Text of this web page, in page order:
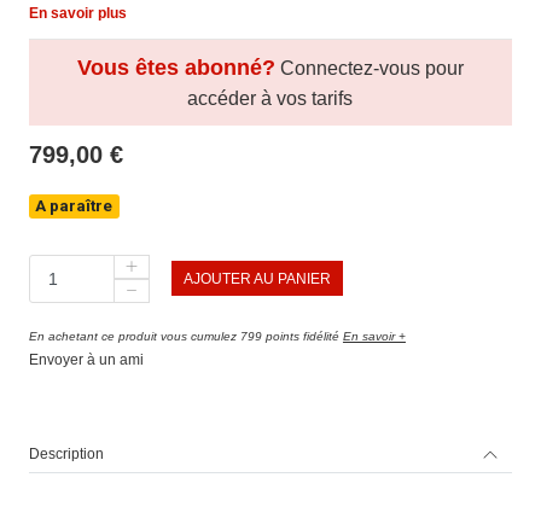
En savoir plus
799,00 €
A paraître
Vous êtes abonné? Connectez-vous pour
accéder à vos tarifs
AJOUTER AU PANIER
En achetant ce produit vous cumulez 799 points fidélité En savoir +
Envoyer à un ami
Description